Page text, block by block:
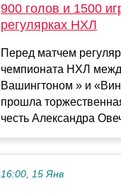
900 голов и 1500
регулярках НХЛ
Перед матчем
чемпионата НХЛ
Вашингтоном » и
прошла
честь Александра
16:00, 15 Янв